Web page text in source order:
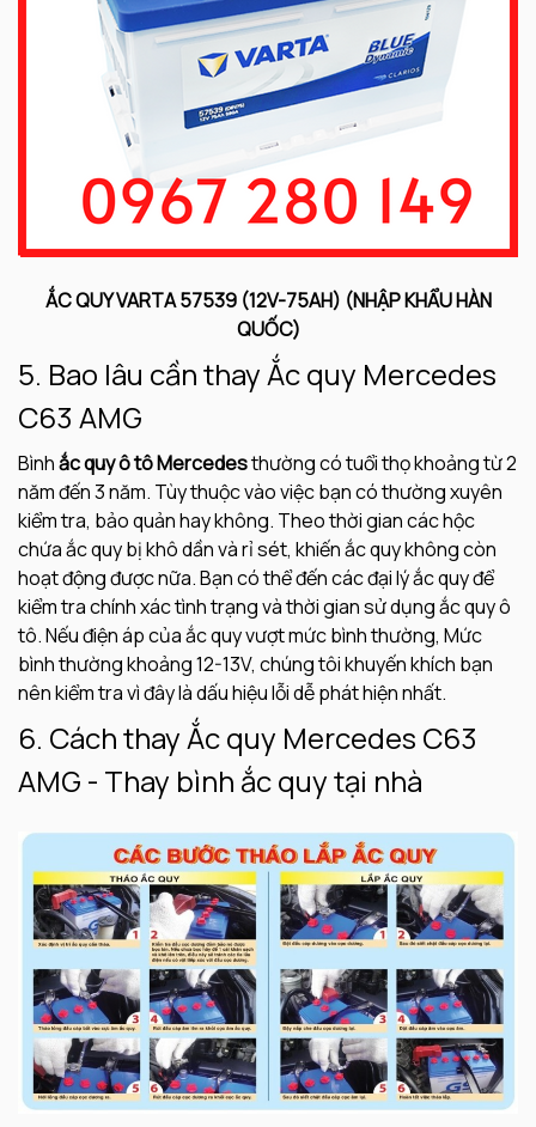
ẮC QUY VARTA 57539 (12V-75AH) (NHẬP KHẨU HÀN
QUỐC)
5. Bao lâu cần thay Ắc quy Mercedes
C63 AMG
Bìnhắc quy ô tô Mercedesthường có tuổi thọ khoảng từ 2
năm đến 3 năm. Tùy thuộc vào việc bạn có thường xuyên
kiểm tra, bảo quản hay không. Theo thời gian các hộc
chứa ắc quy bị khô dần và rỉ sét, khiến ắc quy không còn
hoạt động được nữa. Bạn có thể đến các đại lý ắc quy để
kiểm tra chính xác tình trạng và thời gian sử dụng ắc quy ô
tô. Nếu điện áp của ắc quy vượt mức bình thường, Mức
bình thường khoảng 12-13V, chúng tôi khuyến khích bạn
nên kiểm tra vì đây là dấu hiệu lỗi dễ phát hiện nhất.
6. Cách thay Ắc quy Mercedes C63
AMG - Thay bình ắc quy tại nhà